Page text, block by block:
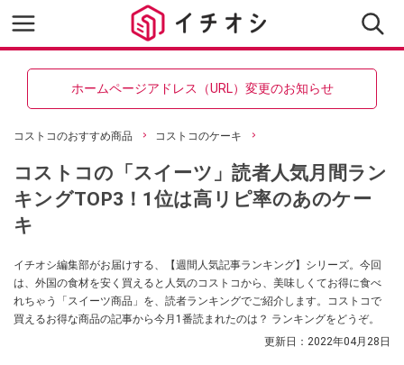
ホームページアドレス（URL）変更のお知らせ
コストコのおすすめ商品 コストコのケーキ
コストコの「スイーツ」読者人気月間ラン
キングTOP3！1位は高リピ率のあのケー
キ
イチオシ編集部がお届けする、【週間人気記事ランキング】シリーズ。今回
は、外国の食材を安く買えると人気のコストコから、美味しくてお得に食べ
れちゃう「スイーツ商品」を、読者ランキングでご紹介します。コストコで
買えるお得な商品の記事から今月1番読まれたのは？ ランキングをどうぞ。
更新日： 2022年04月28日